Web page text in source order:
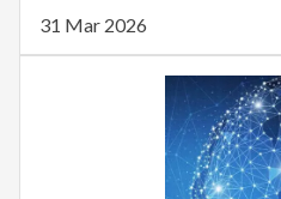
31 Mar 2026